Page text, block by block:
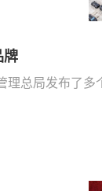
牌
理总局发布了多